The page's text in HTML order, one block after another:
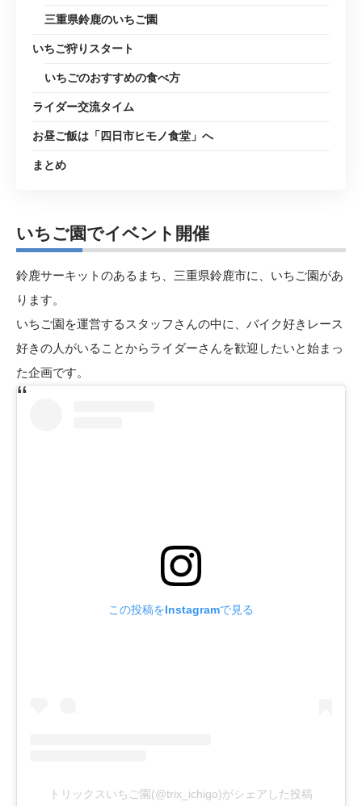
三重県鈴鹿のいちご園
いちご狩りスタート
いちごのおすすめの食べ方
ライダー交流タイム
お昼ご飯は「四日市ヒモノ食堂」へ
まとめ
いちご園でイベント開催
鈴鹿サーキットのあるまち、三重県鈴鹿市に、いちご園があ
ります。
いちご園を運営するスタッフさんの中に、バイク好きレース
好きの人がいることからライダーさんを歓迎したいと始まっ
た企画です。
この投稿をInstagramで見る
トリックスいちご園(@trix_ichigo)がシェアした投稿